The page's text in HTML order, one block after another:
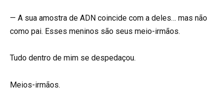
— A sua amostra de ADN coincide com a deles… mas não
como pai. Esses meninos são seus meio-irmãos.
Tudo dentro de mim se despedaçou.
Meios-irmãos.